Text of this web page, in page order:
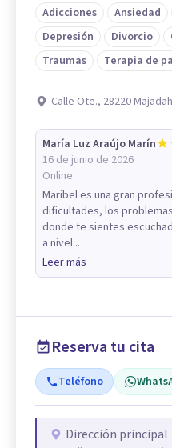
Adicciones Ansiedad
Depresión
Divorcio
Traumas
Terapia de
Calle Ote., 28220
María Luz Araújo Marín
16 de junio de 2026
Online
Maribel es una gran
dificultades, los
donde te sientes
a nivel...
Leer más
Reserva tu cita
Teléfono
Dirección principal